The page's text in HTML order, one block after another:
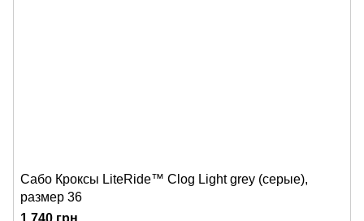
Сабо Кроксы LiteRide™ Clog Light grey (серые),
размер 36
1 740 грн